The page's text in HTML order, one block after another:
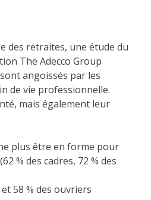
des retraites, une étude du
The Adecco Group
angoissés par les
de vie professionnelle.
mais également leur
plus être en forme pour
% des cadres, 72 % des
58 % des ouvriers